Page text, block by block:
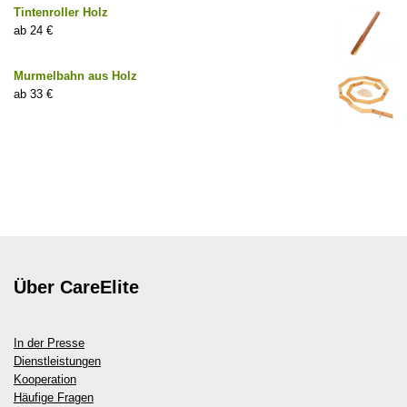
Tintenroller Holz
24 €
Murmelbahn aus Holz
33 €
Über CareElite
In der Presse
Dienstleistungen
Kooperation
Häufige Fragen